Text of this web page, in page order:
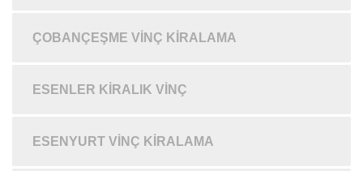
ÇOBANÇEŞME VINÇ KIRALAMA
ESENLER KIRALIK VINÇ
ESENYURT VINÇ KIRALAMA